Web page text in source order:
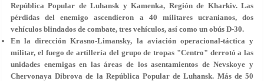
República Popular de Luhansk y Kamenka, Región de Kharkiv. Las
pérdidas del enemigo ascendieron a 40 militares ucranianos, dos
vehículos blindados de combate, tres vehículos, así como un obús D-30.
En la dirección Krasno-Limansky, la aviación operacional-táctica y
militar, el fuego de artillería del grupo de tropas "Centro" derrotó a las
unidades enemigas en las áreas de los asentamientos de Nevskoye y
Chervonaya Dibrova de la República Popular de Luhansk. Más de 50